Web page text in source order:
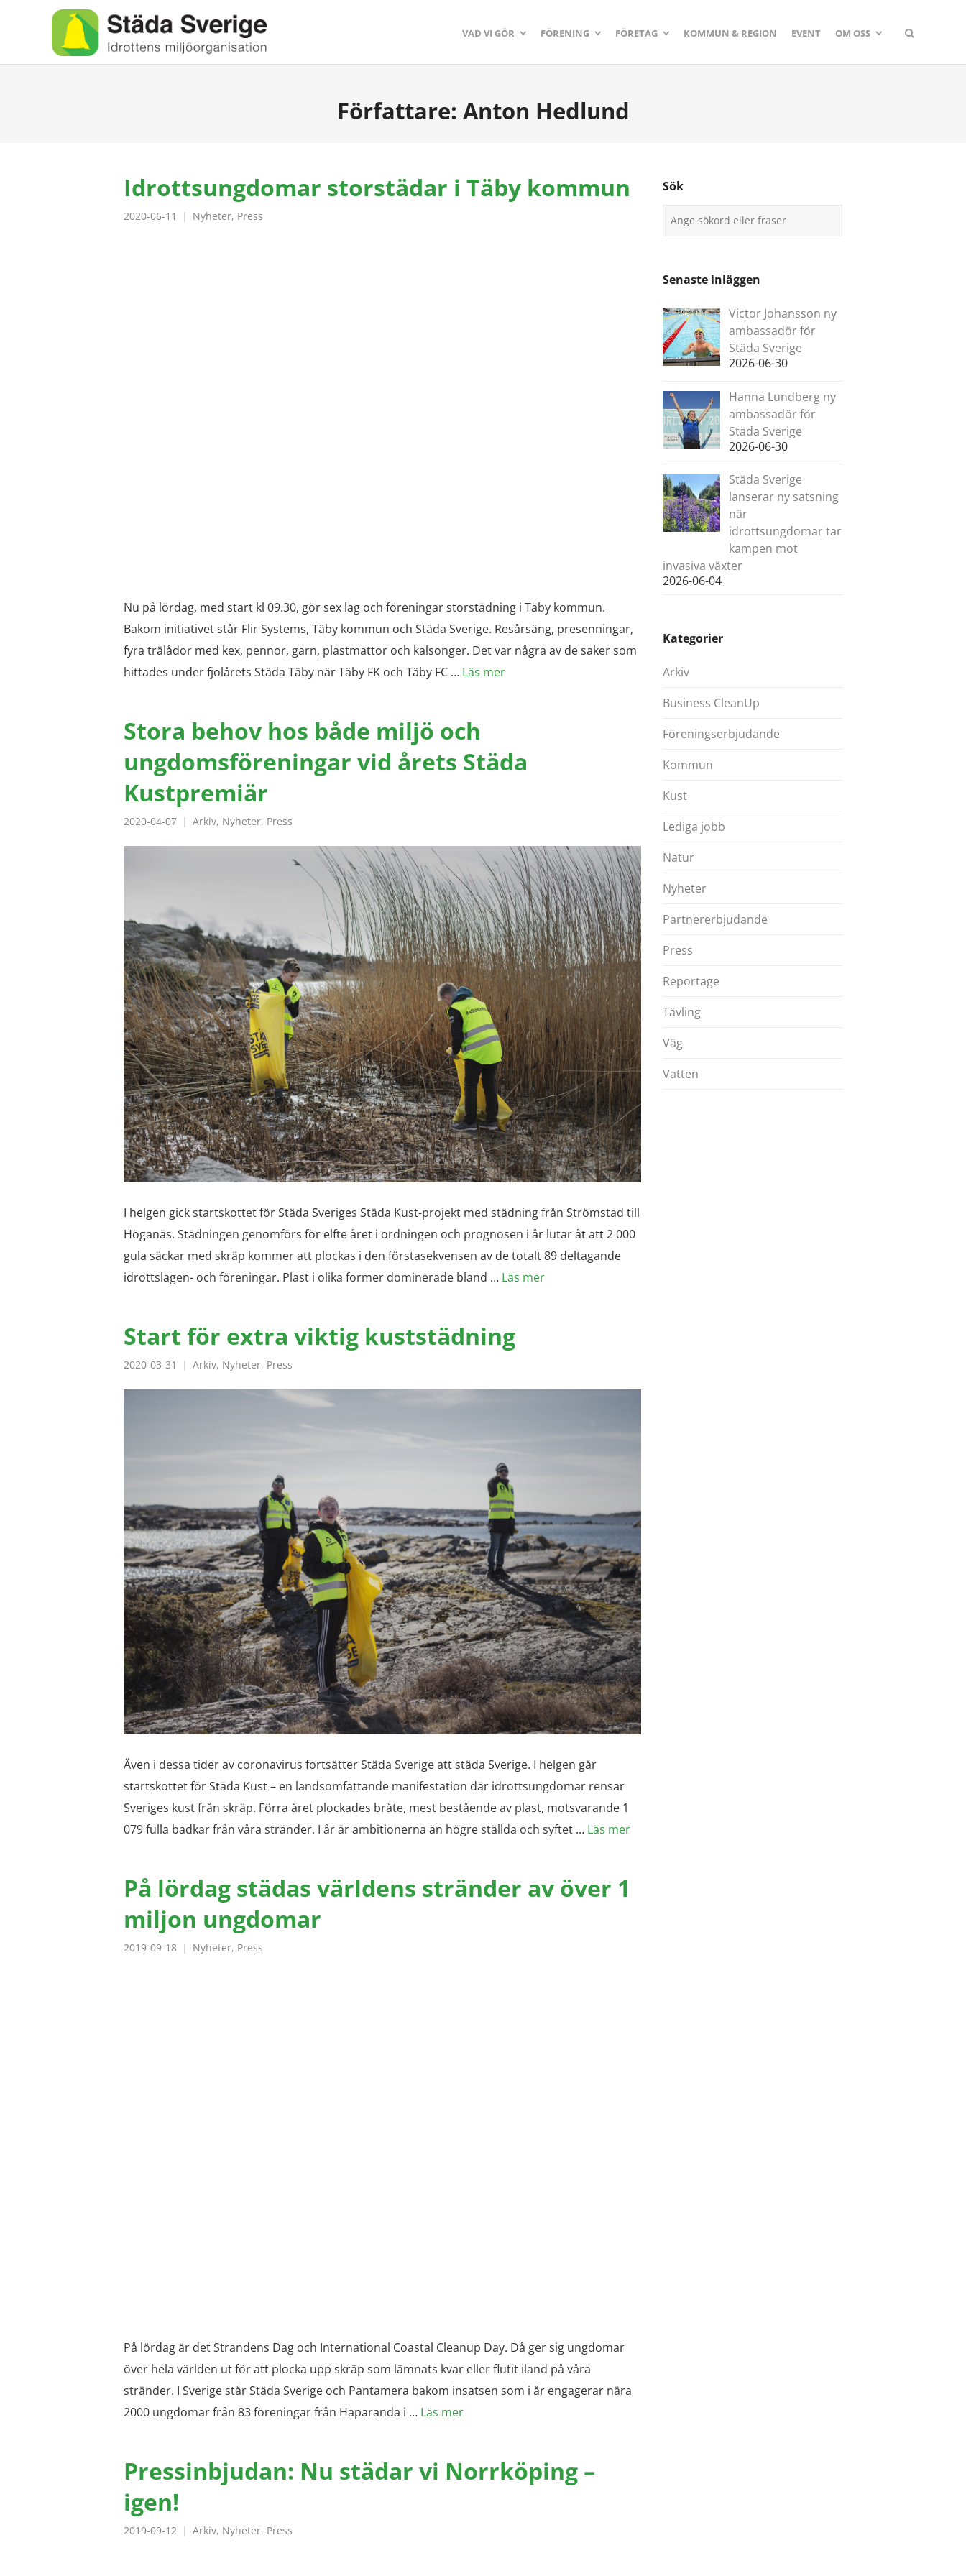
VAD VI GÖR FÖRENING FÖRETAG KOMMUN & REGION EVENT OM OSS
Författare: Anton Hedlund
Idrottsungdomar storstädar i Täby kommun
2020-06-11 Nyheter, Press
Nu på lördag, med start kl 09.30, gör sex lag och föreningar storstädning i Täby kommun.
Bakom initiativet står Flir Systems, Täby kommun och Städa Sverige. Resårsäng, presenningar,
fyra trälådor med kex, pennor, garn, plastmattor och kalsonger. Det var några av de saker som
hittades under fjolårets Städa Täby när Täby FK och Täby FC … Läs mer
Stora behov hos både miljö och
ungdomsföreningar vid årets Städa
Kustpremiär
2020-04-07 Arkiv, Nyheter, Press
I helgen gick startskottet för Städa Sveriges Städa Kust-projekt med städning från Strömstad till
Höganäs. Städningen genomförs för elfte året i ordningen och prognosen i år lutar åt att 2 000
gula säckar med skräp kommer att plockas i den förstasekvensen av de totalt 89 deltagande
idrottslagen- och föreningar. Plast i olika former dominerade bland … Läs mer
Start för extra viktig kuststädning
2020-03-31 Arkiv, Nyheter, Press
Även i dessa tider av coronavirus fortsätter Städa Sverige att städa Sverige. I helgen går
startskottet för Städa Kust – en landsomfattande manifestation där idrottsungdomar rensar
Sveriges kust från skräp. Förra året plockades bråte, mest bestående av plast, motsvarande 1
079 fulla badkar från våra stränder. I år är ambitionerna än högre ställda och syftet … Läs mer
På lördag städas världens stränder av över 1
miljon ungdomar
2019-09-18 Nyheter, Press
På lördag är det Strandens Dag och International Coastal Cleanup Day. Då ger sig ungdomar
över hela världen ut för att plocka upp skräp som lämnats kvar eller flutit iland på våra
stränder. I Sverige står Städa Sverige och Pantamera bakom insatsen som i år engagerar nära
2000 ungdomar från 83 föreningar från Haparanda i … Läs mer
Pressinbjudan: Nu städar vi Norrköping –
igen!
2019-09-12 Arkiv, Nyheter, Press
Sök
Senaste inläggen
Victor Johansson ny
ambassadör för
Städa Sverige
2026-06-30
Hanna Lundberg ny
ambassadör för
Städa Sverige
2026-06-30
Städa Sverige
lanserar ny satsning
när
idrottsungdomar tar
kampen mot
invasiva växter
2026-06-04
Kategorier
Arkiv
Business CleanUp
Föreningserbjudande
Kommun
Kust
Lediga jobb
Natur
Nyheter
Partnererbjudande
Press
Reportage
Tävling
Väg
Vatten